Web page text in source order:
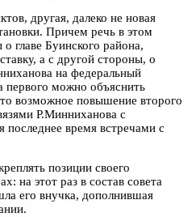
другая, далеко не новая
Причем речь в этом
главе Буинского района,
а с другой стороны, о
на федеральный
первого можно объяснить
возможное повышение второго
Р.Минниханова с
время встречами с
позиции своего
на этот раз в состав совета
его внучка, дополнившая